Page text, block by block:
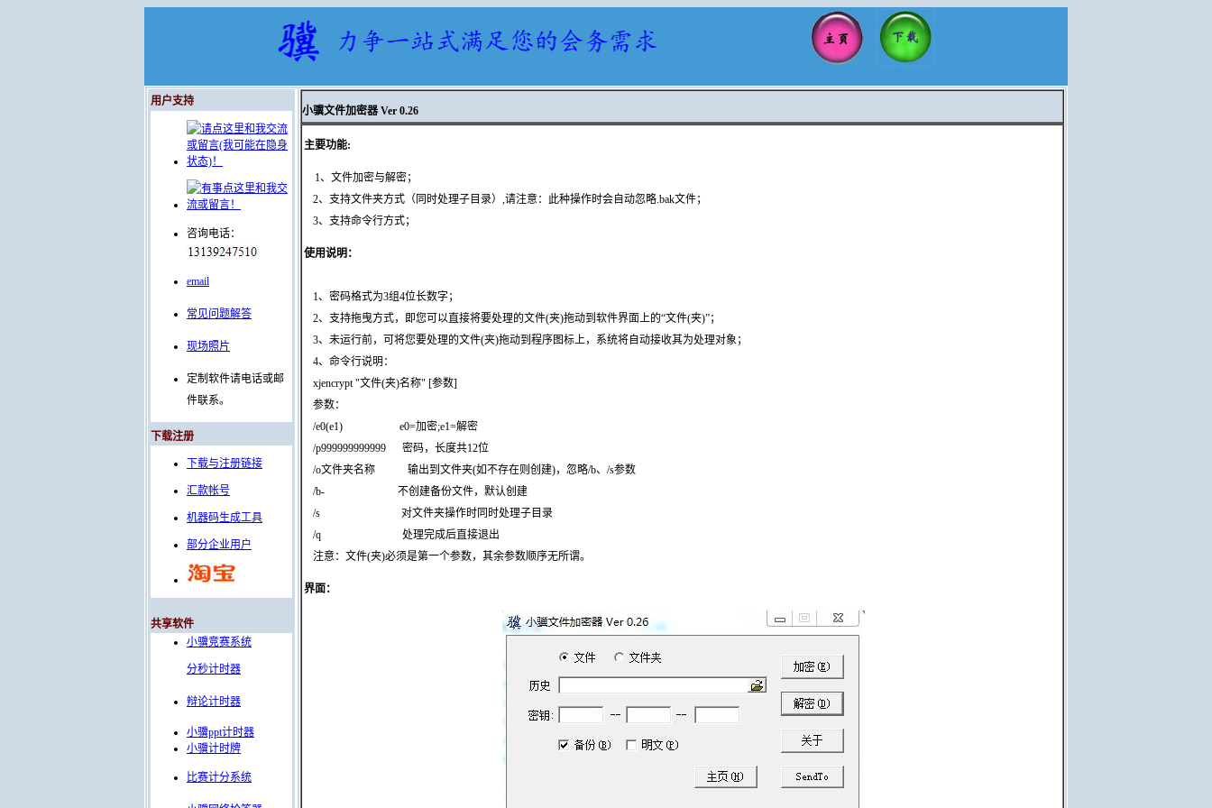
用户支持
咨询电话：
email
常见问题解答
现场照片
定制软件请电话或邮
件联系。
下载注册
下载与注册链接
汇款帐号
机器码生成工具
部分企业用户
共享软件
小骥竞赛系统
分秒计时器
辩论计时器
小骥ppt计时器
小骥计时牌
比赛计分系统
小骥文件加密器 Ver 0.26
主要功能:
1、文件加密与解密；
2、支持文件夹方式（同时处理子目录）,请注意：此种操作时会自动忽略.bak文件；
3、支持命令行方式；
使用说明：
1、密码格式为3组4位长数字；
2、支持拖曳方式，即您可以直接将要处理的文件(夹)拖动到软件界面上的“文件(夹)”；
3、未运行前，可将您要处理的文件(夹)拖动到程序图标上，系统将自动接收其为处理对象；
4、命令行说明：
xjencrypt "文件(夹)名称" [参数]
参数：
/e0(e1) e0=加密;e1=解密
/p999999999999 密码，长度共12位
/o文件夹名称 输出到文件夹(如不存在则创建)，忽略/b、/s参数
/b- 不创建备份文件，默认创建
/s 对文件夹操作时同时处理子目录
/q 处理完成后直接退出
注意：文件(夹)必须是第一个参数，其余参数顺序无所谓。
界面：